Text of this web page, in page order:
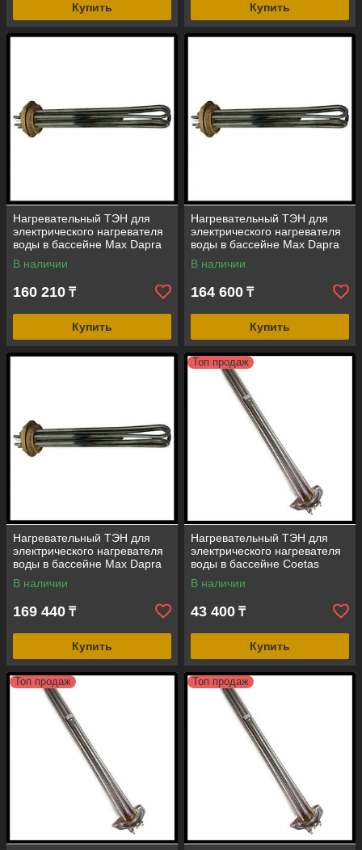
Купить Купить
Нагревательный ТЭН для
электрического нагревателя
воды в бассейне Max Dapra
(мощность = 12 кВт, Incoloy
825)
В наличии
160 210 ₸
Купить
Нагревательный ТЭН для
электрического нагревателя
воды в бассейне Max Dapra
(мощность = 15 кВт, Incoloy
825)
В наличии
164 600 ₸
Купить
Нагревательный ТЭН для
электрического нагревателя
воды в бассейне Max Dapra
(мощность = 18 кВт, Incoloy
825)
В наличии
169 440 ₸
Купить
Топ продаж
Нагревательный ТЭН для
электрического нагревателя
воды в бассейне Coetas
(мощность = 5,5 кВт, нержав.
сталь)
В наличии
43 400 ₸
Купить
Топ продаж Топ продаж